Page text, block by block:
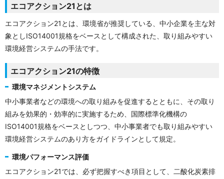
エコアクション21とは
エコアクション21とは、環境省が推奨している、中小企業を主な対
象としISO14001規格をベースとして構成された、取り組みやすい
環境経営システムの手法です。
エコアクション21の特徴
環境マネジメントシステム
中小事業者などの環境への取り組みを促進するとともに、その取り
組みを効果的・効率的に実施するため、国際標準化機構の
ISO14001規格をベースとしつつ、中小事業者でも取り組みやすい
環境経営システムのあり方をガイドラインとして規定。
環境パフォーマンス評価
エコアクション21では、必ず把握すべき項目として、二酸化炭素排